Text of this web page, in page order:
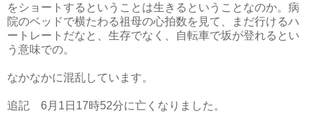
をショートするということは生きるということなのか。病
院のベッドで横たわる祖母の心拍数を見て、まだ行けるハ
ートレートだなと、生存でなく、自転車で坂が登れるとい
う意味での。
なかなかに混乱しています。
追記 6月1日17時52分に亡くなりました。